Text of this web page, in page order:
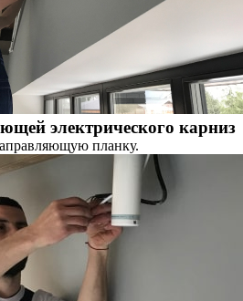
электрического карниз
планку.